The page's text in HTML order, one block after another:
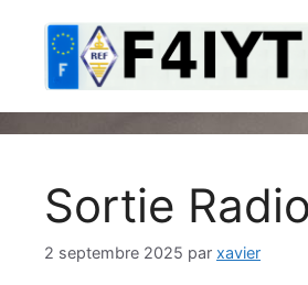
contenu
Sortie
2 septembre 2025 par xavier